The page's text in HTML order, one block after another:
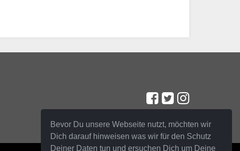
Bevor Du unsere Webseite nutzt, möchten wir
Dich darauf hinweisen was wir für den Schutz
Deiner Daten tun und ersuchen Dich um Deine